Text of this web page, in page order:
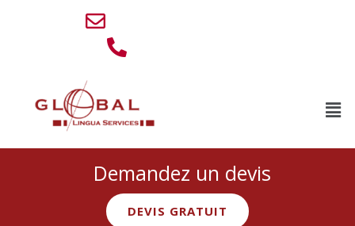
Demandez un devis
DEVIS GRATUIT